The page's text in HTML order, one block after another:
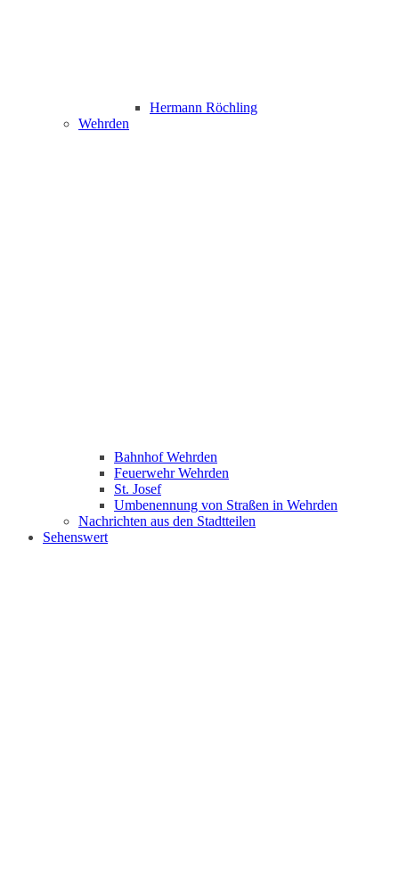
Hermann Röchling
Wehrden
Bahnhof Wehrden
Feuerwehr Wehrden
St. Josef
Umbenennung von Straßen in Wehrden
Nachrichten aus den Stadtteilen
Sehenswert